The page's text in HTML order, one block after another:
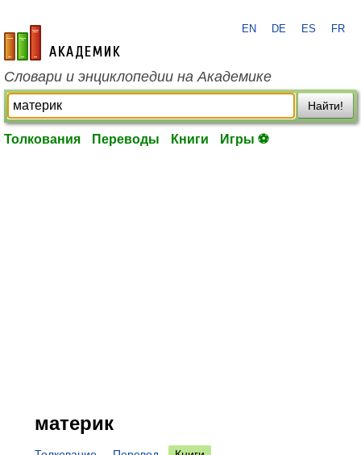
academic.ru
EN DE ES FR
Словари и энциклопедии на Академике
Найти!
Толкования Переводы Книги Игры ⚽
материк